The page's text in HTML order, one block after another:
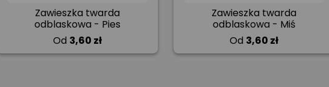
Zawieszka twarda
odblaskowa - Pies
Od 3,60 zł
Zawieszka twarda
odblaskowa - Miś
Od 3,60 zł